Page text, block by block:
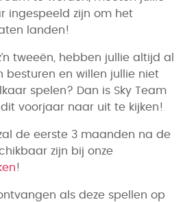
ingespeeld zijn om het
landen!
tweeën, hebben jullie altijd al
besturen en willen jullie niet
spelen? Dan is Sky Team
voorjaar naar uit te kijken!
de eerste 3 maanden na de
zijn bij onze
!
als deze spellen op